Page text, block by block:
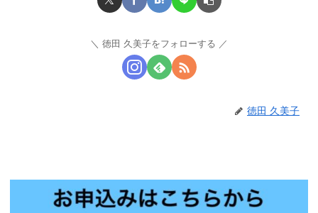
徳田 久美子をフォローする
徳田 久美子